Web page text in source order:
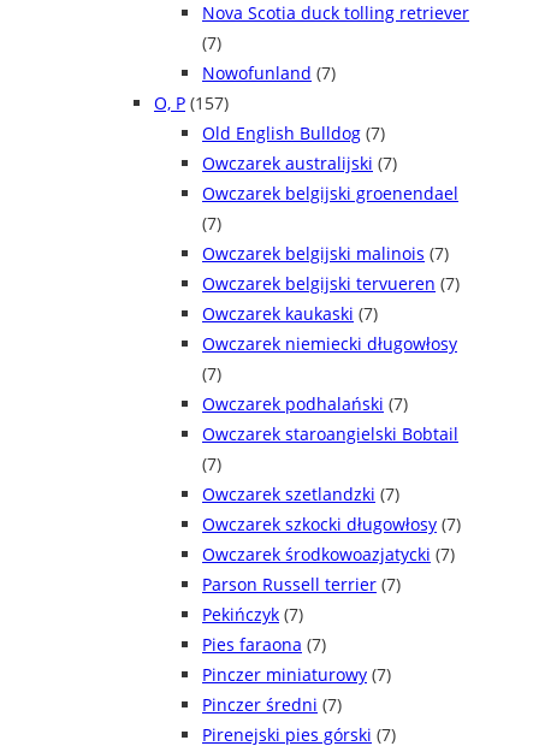
Nova Scotia duck tolling retriever
(7)
Nowofunland (7)
O, P (157)
Old English Bulldog (7)
Owczarek australijski (7)
Owczarek belgijski groenendael
(7)
Owczarek belgijski malinois (7)
Owczarek belgijski tervueren (7)
Owczarek kaukaski (7)
Owczarek niemiecki długowłosy
(7)
Owczarek podhalański (7)
Owczarek staroangielski Bobtail
(7)
Owczarek szetlandzki (7)
Owczarek szkocki długowłosy (7)
Owczarek środkowoazjatycki (7)
Parson Russell terrier (7)
Pekińczyk (7)
Pies faraona (7)
Pinczer miniaturowy (7)
Pinczer średni (7)
Pirenejski pies górski (7)